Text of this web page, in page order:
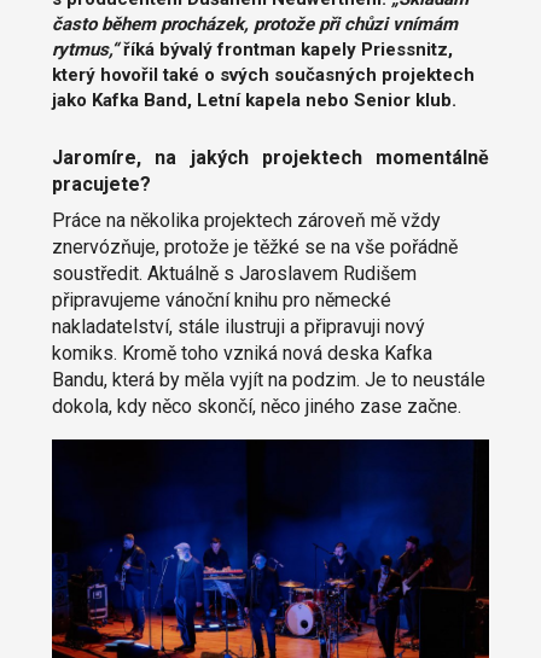
často během procházek, protože při chůzi vnímám
rytmus,“říká bývalý frontman kapely Priessnitz,
který hovořil také o svých současných projektech
jako Kafka Band, Letní kapela nebo Senior klub.
Jaromíre, na jakých projektech momentálně
pracujete?
Práce na několika projektech zároveň mě vždy
znervózňuje, protože je těžké se na vše pořádně
soustředit. Aktuálně s Jaroslavem Rudišem
připravujeme vánoční knihu pro německé
nakladatelství, stále ilustruji a připravuji nový
komiks. Kromě toho vzniká nová deska Kafka
Bandu, která by měla vyjít na podzim. Je to neustále
dokola, kdy něco skončí, něco jiného zase začne.